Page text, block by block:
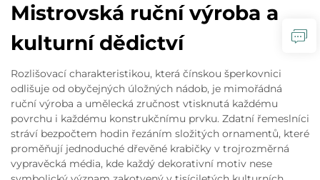
Mistrovská ruční výroba a
kulturní dědictví
Rozlišovací charakteristikou, která čínskou šperkovnici
odlišuje od obyčejných úložných nádob, je mimořádná
ruční výroba a umělecká zručnost vtisknutá každému
povrchu i každému konstrukčnímu prvku. Zdatní řemeslníci
stráví bezpočtem hodin řezáním složitých ornamentů, které
proměňují jednoduché dřevěné krabičky v trojrozměrná
vypravěcká média, kde každý dekorativní motiv nese